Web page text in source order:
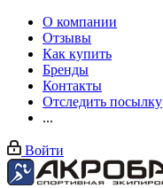
О компании
Отзывы
Как купить
Бренды
Контакты
Отследить посылку
...
Войти